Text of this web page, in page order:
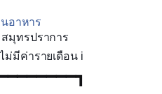
อาหาร
มุทรปราการ
ม่มีค่ารายเดือน i